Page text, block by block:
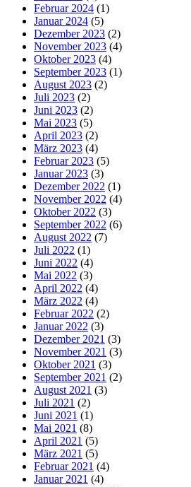
Februar 2024 (1)
Januar 2024 (5)
Dezember 2023 (2)
November 2023 (4)
Oktober 2023 (4)
September 2023 (1)
August 2023 (2)
Juli 2023 (2)
Juni 2023 (2)
Mai 2023 (5)
April 2023 (2)
März 2023 (4)
Februar 2023 (5)
Januar 2023 (3)
Dezember 2022 (1)
November 2022 (4)
Oktober 2022 (3)
September 2022 (6)
August 2022 (7)
Juli 2022 (1)
Juni 2022 (4)
Mai 2022 (3)
April 2022 (4)
März 2022 (4)
Februar 2022 (2)
Januar 2022 (3)
Dezember 2021 (3)
November 2021 (3)
Oktober 2021 (3)
September 2021 (2)
August 2021 (3)
Juli 2021 (2)
Juni 2021 (1)
Mai 2021 (8)
April 2021 (5)
März 2021 (5)
Februar 2021 (4)
Januar 2021 (4)